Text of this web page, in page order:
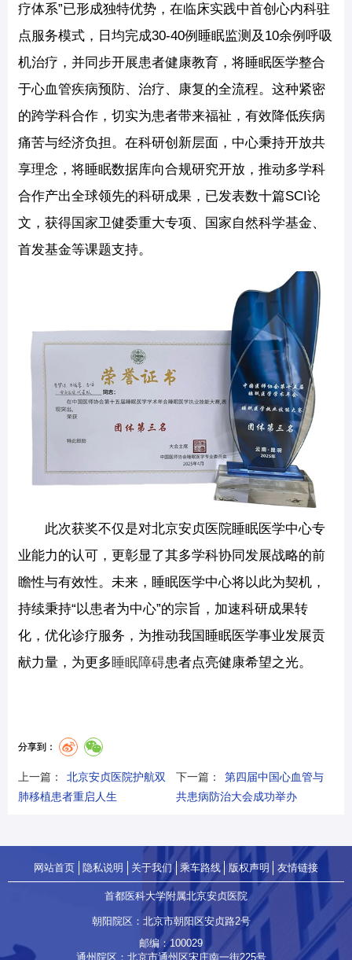
疗体系”已形成独特优势，在临床实践中首创心内科驻
点服务模式，日均完成30-40例睡眠监测及10余例呼吸
机治疗，并同步开展患者健康教育，将睡眠医学整合
于心血管疾病预防、治疗、康复的全流程。这种紧密
的跨学科合作，切实为患者带来福祉，有效降低疾病
痛苦与经济负担。在科研创新层面，中心秉持开放共
享理念，将睡眠数据库向合规研究开放，推动多学科
合作产出全球领先的科研成果，已发表数十篇SCI论
文，获得国家卫健委重大专项、国家自然科学基金、
首发基金等课题支持。
此次获奖不仅是对北京安贞医院睡眠医学中心专
业能力的认可，更彰显了其多学科协同发展战略的前
瞻性与有效性。未来，睡眠医学中心将以此为契机，
持续秉持“以患者为中心”的宗旨，加速科研成果转
化，优化诊疗服务，为推动我国睡眠医学事业发展贡
献力量，为更多睡眠障碍患者点亮健康希望之光。
分享到：
上一篇：
北京安贞医院护航双
肺移植患者重启人生
下一篇：
第四届中国心血管与
共患病防治大会成功举办
网站首页 隐私说明 关于我们 乘车路线 版权声明 友情链接
首都医科大学附属北京安贞医院
朝阳院区：北京市朝阳区安贞路2号
邮编：100029
通州院区：北京市通州区宋庄南一街225号